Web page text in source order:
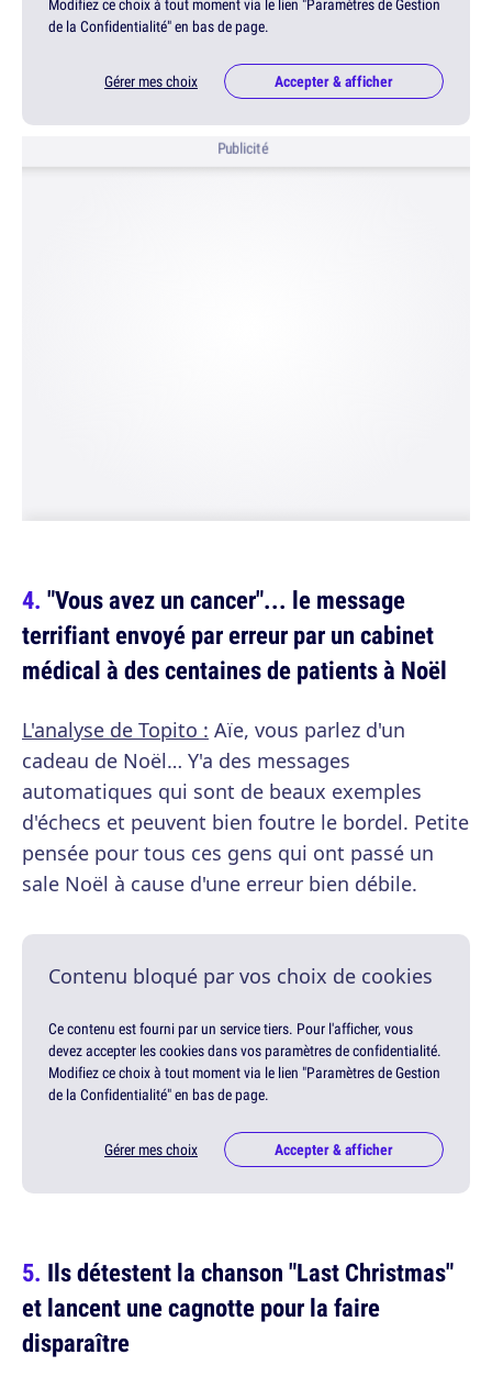
Modifiez ce choix à tout moment via le lien "Paramètres de Gestion
de la Confidentialité" en bas de page.
Gérer mes choix Accepter & afficher
Publicité
"Vous avez un cancer"... le message
terrifiant envoyé par erreur par un cabinet
médical à des centaines de patients à Noël
L'analyse de Topito : Aïe, vous parlez d'un
cadeau de Noël… Y'a des messages
automatiques qui sont de beaux exemples
d'échecs et peuvent bien foutre le bordel. Petite
pensée pour tous ces gens qui ont passé un
sale Noël à cause d'une erreur bien débile.
Contenu bloqué par vos choix de cookies
Ce contenu est fourni par un service tiers. Pour l'afficher, vous
devez accepter les cookies dans vos paramètres de confidentialité.
Modifiez ce choix à tout moment via le lien "Paramètres de Gestion
de la Confidentialité" en bas de page.
Gérer mes choix Accepter & afficher
Ils détestent la chanson "Last Christmas"
et lancent une cagnotte pour la faire
disparaître